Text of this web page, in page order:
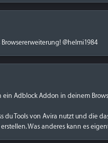
@helmi1984
ein Adblock Addon in deinem
du Tools von Avira nutzt und die
Was anderes kann es